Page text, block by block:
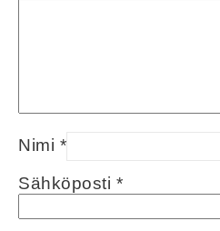
Nimi *
Sähköposti *